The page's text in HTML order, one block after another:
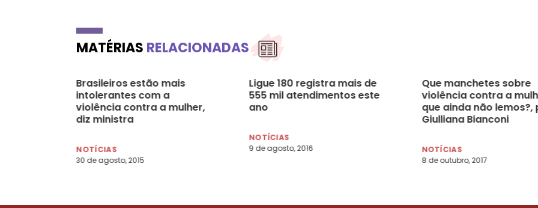
MATÉRIAS RELACIONADAS
Brasileiros estão mais
intolerantes com a
violência contra a mulher,
diz ministra
NOTÍCIAS
30 de agosto, 2015
Ligue 180 registra mais de
555 mil atendimentos este
ano
NOTÍCIAS
9 de agosto, 2016
Que manchetes sobre
violência contra a
que ainda não lemos?,
Giulliana Bianconi
NOTÍCIAS
8 de outubro, 2017